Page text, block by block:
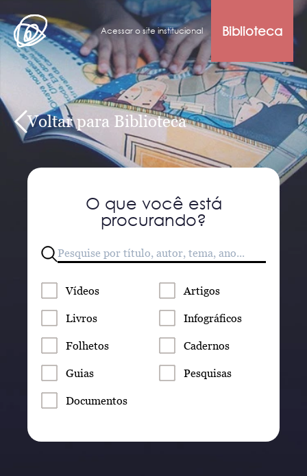
Acessar o site institucional Biblioteca
Voltar para Biblioteca
O que você está
procurando?
Vídeos Artigos
Livros Infográficos
Folhetos Cadernos
Guias Pesquisas
Documentos